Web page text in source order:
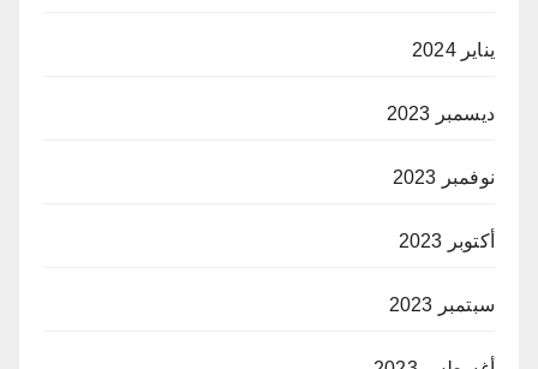
يناير 2024
ديسمبر 2023
نوفمبر 2023
أكتوبر 2023
سبتمبر 2023